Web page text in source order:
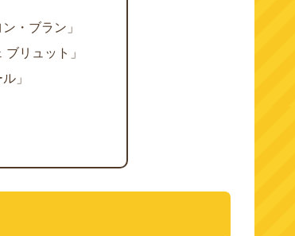
・ブラン」
リュット」
」